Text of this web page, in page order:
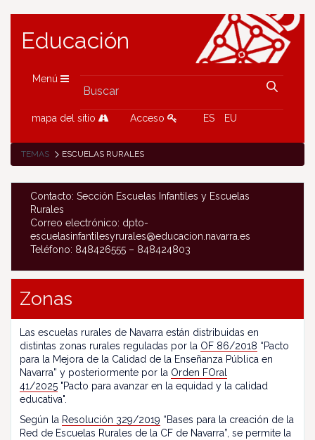
Educación
Menú
mapa del sitio Acceso ES EU
TEMAS ESCUELAS RURALES
Contacto: Sección Escuelas Infantiles y Escuelas
Rurales
Correo electrónico: dpto-
escuelasinfantilesyrurales@educacion.navarra.es
Teléfono: 848426555 – 848424803
Zonas
Las escuelas rurales de Navarra están distribuidas en
distintas zonas rurales reguladas por la OF 86/2018 “Pacto
para la Mejora de la Calidad de la Enseñanza Pública en
Navarra” y posteriormente por la Orden FOral
41/2025 "Pacto para avanzar en la equidad y la calidad
educativa".
Según la Resolución 329/2019 “Bases para la creación de la
Red de Escuelas Rurales de la CF de Navarra”, se permite la